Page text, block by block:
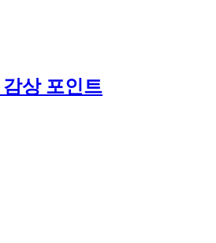
상 포인트